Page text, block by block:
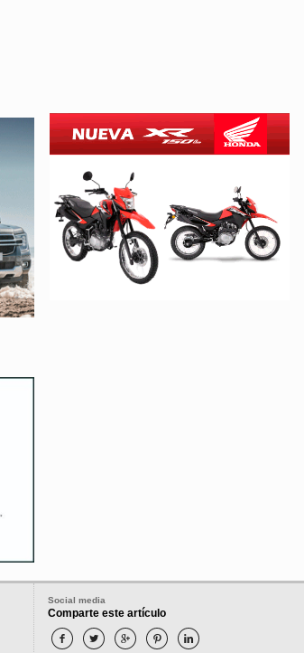
Social media
Comparte este artículo
    